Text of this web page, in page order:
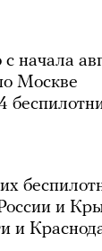
начала
Москве
и
и